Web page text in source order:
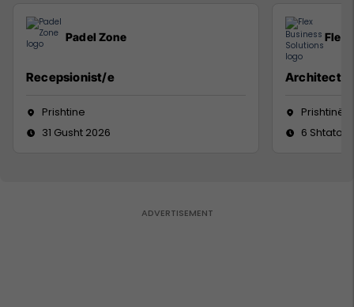
Padel Zone
Recepsionist/e
Prishtine
31 Gusht 2026
Flex
Architect
Prishtinë
6 Shtator